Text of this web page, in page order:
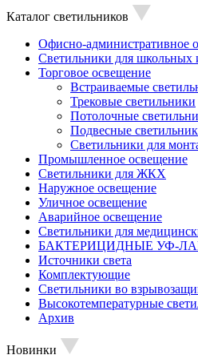
Каталог светильников
Офисно-административное
Светильники для школьных
Торговое освещение
Встраиваемые
Трековые светильники
Потолочные
Подвесные
Светильники для
Промышленное освещение
Светильники для ЖКХ
Наружное освещение
Уличное освещение
Аварийное освещение
Светильники для
БАКТЕРИЦИДНЫЕ УФ-
Источники света
Комплектующие
Светильники во
Высокотемпературные
Архив
Новинки